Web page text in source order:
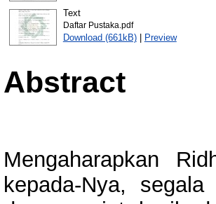
Text
Daftar Pustaka.pdf
Download (661kB)| Preview
Abstract
Mengaharapkan
kepada-Nya,